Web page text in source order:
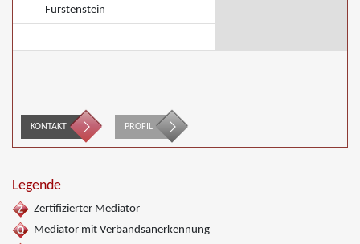
Fürstenstein
KONTAKT PROFIL
Legende
Zertifizierter Mediator
Mediator mit Verbandsanerkennung